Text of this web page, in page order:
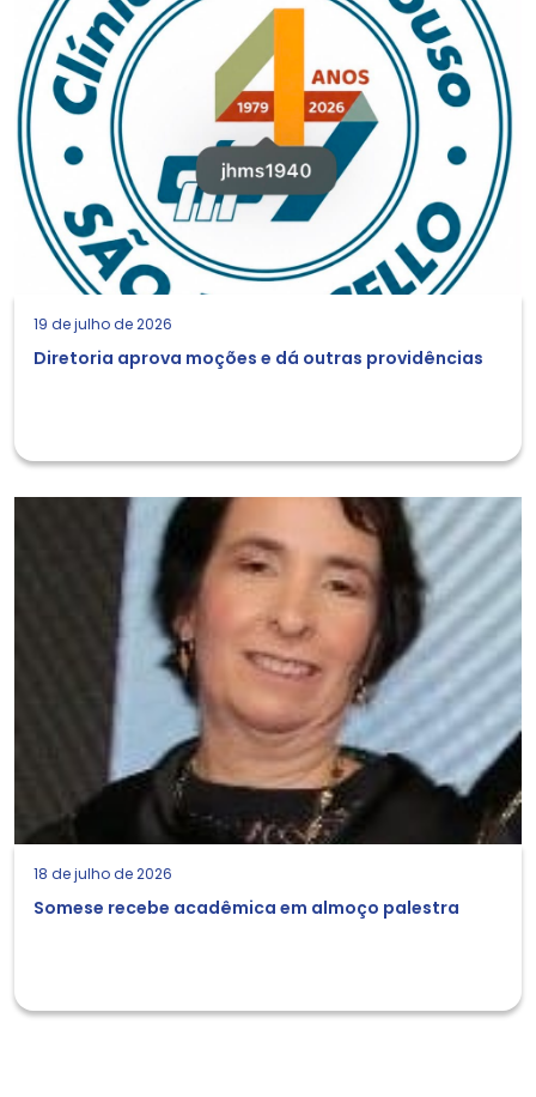
19 de julho de 2026
Diretoria aprova moções e dá outras providências
18 de julho de 2026
Somese recebe acadêmica em almoço palestra